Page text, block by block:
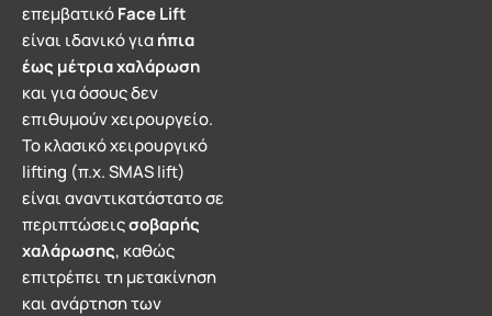
επεμβατικόFace Lift
είναι ιδανικό γιαήπια
έως μέτρια χαλάρωση
και για όσους δεν
επιθυμούν χειρουργείο.
Το κλασικό χειρουργικό
lifting (π.χ. SMAS lift)
είναι αναντικατάστατο σε
περιπτώσειςσοβαρής
χαλάρωσης, καθώς
επιτρέπει τη μετακίνηση
και ανάρτηση των